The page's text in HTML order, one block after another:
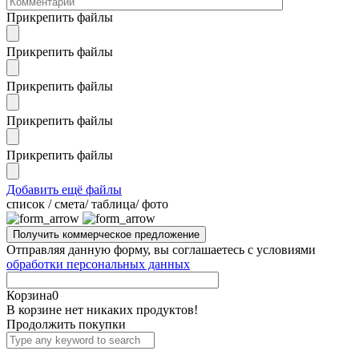
Прикрепить файлы
Прикрепить файлы
Прикрепить файлы
Прикрепить файлы
Прикрепить файлы
Добавить ещё файлы
cписок / смета/ таблица/ фото
Отправляя данную форму, вы соглашаетесь с условиями
обработки персональных данных
Корзина0
В корзине нет никаких продуктов!
Продолжить покупки